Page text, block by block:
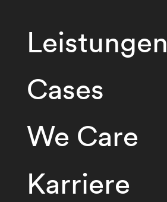
Leistungen
Cases
We Care
Karriere